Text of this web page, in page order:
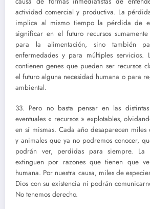
actividad comercial y productiva. La
implica al mismo tiempo la pérdida de
significar en el futuro recursos
para la alimentación, sino también
enfermedades y para múltiples servicios.
contienen genes que pueden ser recursos
el futuro alguna necesidad humana o para
ambiental.
33. Pero no basta pensar en las
eventuales « recursos » explotables,
en sí mismas. Cada año desaparecen miles
y animales que ya no podremos conocer,
podrán ver, perdidas para siempre. La
extinguen por razones que tienen que
humana. Por nuestra causa, miles de
Dios con su existencia ni podrán
No tenemos derecho.